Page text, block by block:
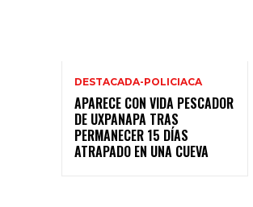
DESTACADA-POLICIACA
APARECE CON VIDA PESCADOR
DE UXPANAPA TRAS
PERMANECER 15 DÍAS
ATRAPADO EN UNA CUEVA